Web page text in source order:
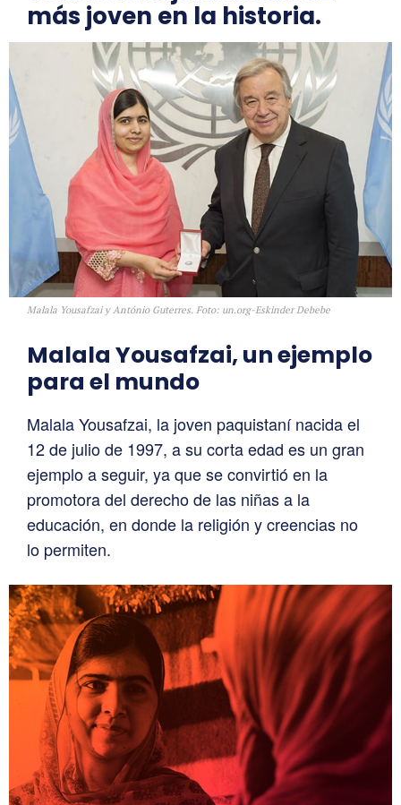
más joven en la historia.
Malala Yousafzai y António Guterres. Foto: un.org-Eskinder Debebe
Malala Yousafzai, un ejemplo
para el mundo
Malala Yousafzai, la joven paquistaní nacida el
12 de julio de 1997, a su corta edad es un gran
ejemplo a seguir, ya que se convirtió en la
promotora del derecho de las niñas a la
educación, en donde la religión y creencias no
lo permiten.